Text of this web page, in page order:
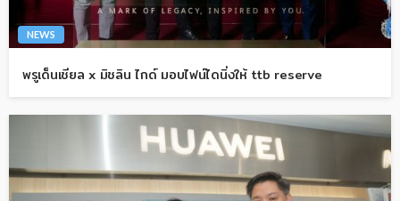
NEWS
พรูเด็นเชียล x มิชลิน ไกด์ มอบไฟน์ไดนิ่งให้ ttb reserve